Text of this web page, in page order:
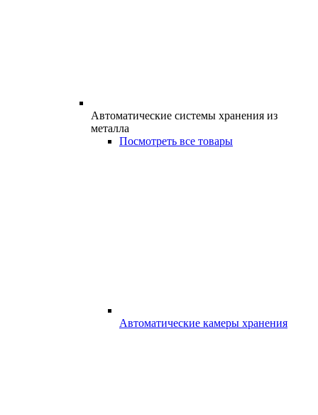
Автоматические системы хранения из
металла
Посмотреть все товары
Автоматические камеры хранения